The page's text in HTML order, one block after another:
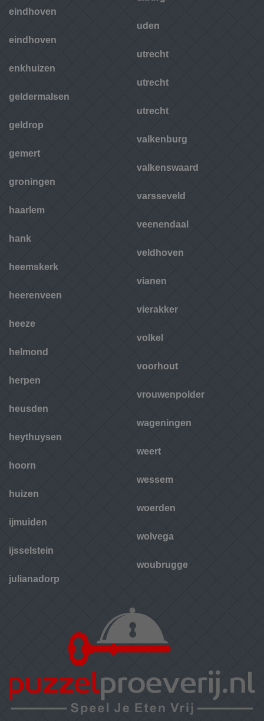
eindhoven
eindhoven
enkhuizen
geldermalsen
geldrop
gemert
groningen
haarlem
hank
heemskerk
heerenveen
heeze
helmond
herpen
heusden
heythuysen
hoorn
huizen
ijmuiden
ijsselstein
julianadorp
uden
utrecht
utrecht
utrecht
valkenburg
valkenswaard
varsseveld
veenendaal
veldhoven
vianen
vierakker
volkel
voorhout
vrouwenpolder
wageningen
weert
wessem
woerden
wolvega
woubrugge